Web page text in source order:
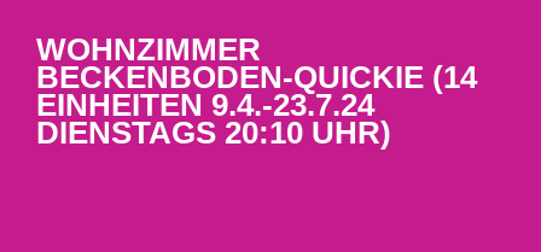
WOHNZIMMER
BECKENBODEN-QUICKIE (14
EINHEITEN 9.4.-23.7.24
DIENSTAGS 20:10 UHR)